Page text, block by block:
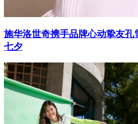
施华洛世奇携手品牌心动挚友孔
七夕